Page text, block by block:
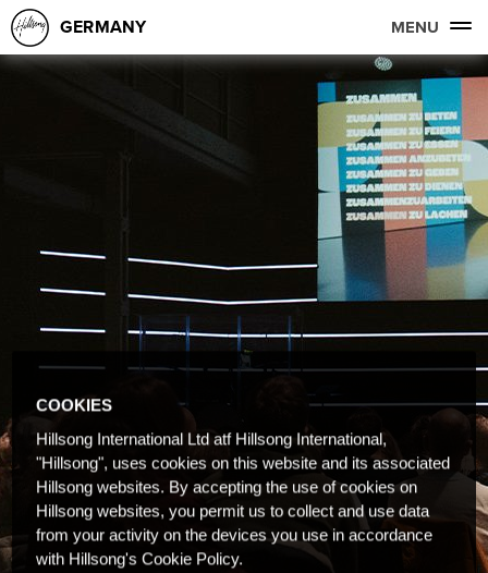
GERMANY MENU
COOKIES
Hillsong International Ltd atf Hillsong International,
"Hillsong", uses cookies on this website and its associated
Hillsong websites. By accepting the use of cookies on
Hillsong websites, you permit us to collect and use data
from your activity on the devices you use in accordance
with Hillsong's Cookie Policy.